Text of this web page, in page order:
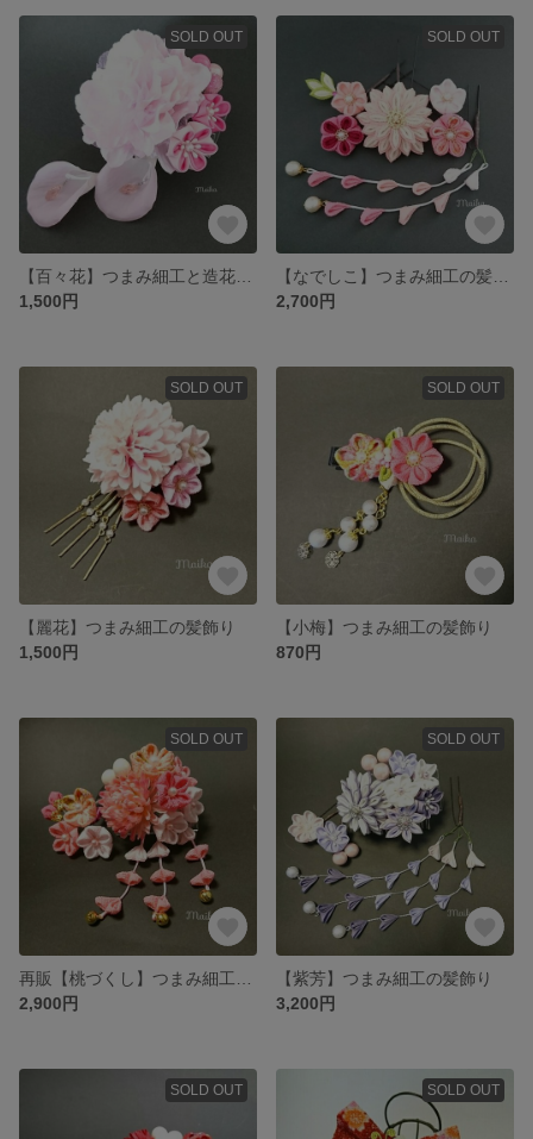
SOLD OUT
1,500円
SOLD OUT
2,700円
SOLD OUT
【麗花】つまみ細工の髪飾り
1,500円
SOLD OUT
【小梅】つまみ細工の髪飾り
870円
SOLD OUT
2,900円
SOLD OUT
【紫芳】つまみ細工の髪飾り
3,200円
SOLD OUT SOLD OUT